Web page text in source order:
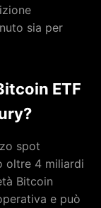
sia per
ETF
spot
oltre 4 miliardi
Bitcoin
e può